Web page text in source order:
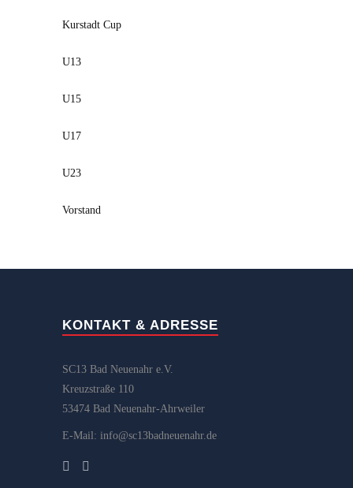
Kurstadt Cup
U13
U15
U17
U23
Vorstand
KONTAKT & ADRESSE
SC13 Bad Neuenahr e.V.
Kreuzstraße 110
53474 Bad Neuenahr-Ahrweiler
E-Mail: info@sc13badneuenahr.de